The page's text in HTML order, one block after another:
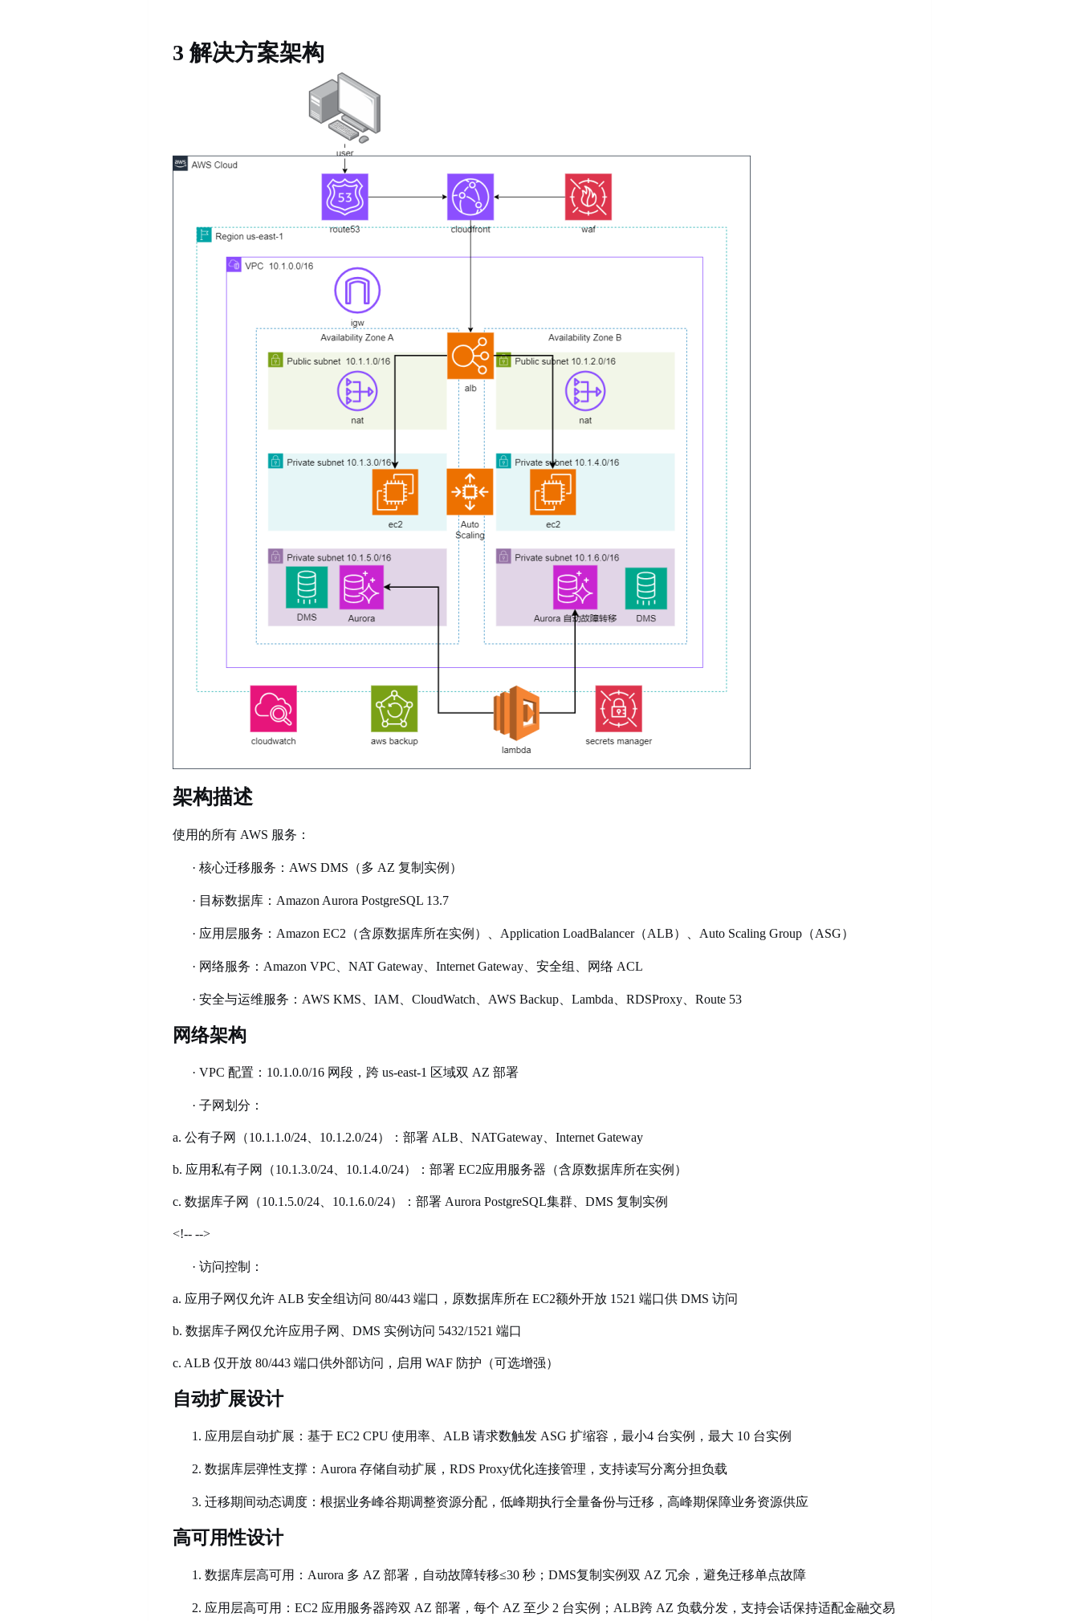
3 解决方案架构
架构描述
使用的所有AWS 服务：
· 核心迁移服务： AWS DMS（多 AZ 复制实例）
· 目标数据库： Amazon Aurora PostgreSQL 13.7
· 应用层服务： Amazon EC2（含原数据库所在实例）、Application LoadBalancer（ALB）、Auto Scaling Group（ASG）
· 网络服务： Amazon VPC、NAT Gateway、Internet Gateway、安全组、网络 ACL
· 安全与运维服务： AWS KMS、IAM、CloudWatch、AWS Backup、Lambda、RDSProxy、Route 53
网络架构
· VPC 配置：10.1.0.0/16 网段，跨 us-east-1 区域双 AZ 部署
· 子网划分：
a. 公有子网（10.1.1.0/24、10.1.2.0/24）：部署 ALB、NATGateway、Internet Gateway
b. 应用私有子网（10.1.3.0/24、10.1.4.0/24）：部署 EC2应用服务器（含原数据库所在实例）
c. 数据库子网（10.1.5.0/24、10.1.6.0/24）：部署 Aurora PostgreSQL集群、DMS 复制实例
<!-- -->
· 访问控制：
a. 应用子网仅允许 ALB 安全组访问 80/443 端口，原数据库所在 EC2额外开放 1521 端口供 DMS 访问
b. 数据库子网仅允许应用子网、DMS 实例访问 5432/1521 端口
c. ALB 仅开放 80/443 端口供外部访问，启用 WAF 防护（可选增强）
自动扩展设计
1. 应用层自动扩展：基于EC2 CPU 使用率、ALB 请求数触发 ASG 扩缩容，最小4 台实例，最大 10 台实例
2. 数据库层弹性支撑： Aurora 存储自动扩展，RDS Proxy优化连接管理，支持读写分离分担负载
3. 迁移期间动态调度：根据业务峰谷期调整资源分配，低峰期执行全量备份与迁移，高峰期保障业务资源供应
高可用性设计
1. 数据库层高可用： Aurora 多 AZ 部署，自动故障转移≤30 秒；DMS复制实例双 AZ 冗余，避免迁移单点故障
2. 应用层高可用： EC2 应用服务器跨双 AZ 部署，每个 AZ 至少 2 台实例；ALB跨 AZ 负载分发，支持会话保持适配金融交易